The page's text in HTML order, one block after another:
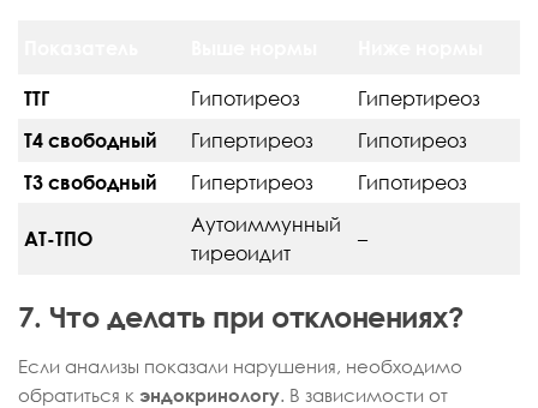
ТТГ Гипотиреоз
Гипертиреоз
Т4 свободный
Гипертиреоз
Гипотиреоз
Т3 свободный
Гипертиреоз Гипотиреоз
АТ-ТПО
Аутоиммунный
тиреоидит
–
7. Что делать при отклонениях?
Если анализы показали нарушения, необходимо
обратиться к эндокринологу. В зависимости от